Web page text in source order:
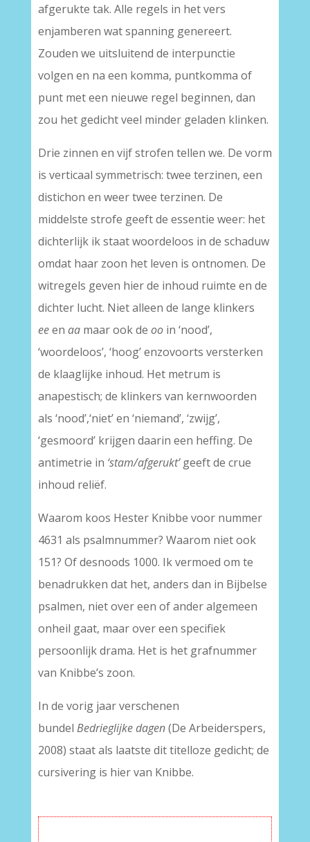
afgerukte tak. Alle regels in het vers
enjamberen wat spanning genereert.
Zouden we uitsluitend de interpunctie
volgen en na een komma, puntkomma of
punt met een nieuwe regel beginnen, dan
zou het gedicht veel minder geladen klinken.
Drie zinnen en vijf strofen tellen we. De vorm
is verticaal symmetrisch: twee terzinen, een
distichon en weer twee terzinen. De
middelste strofe geeft de essentie weer: het
dichterlijk ik staat woordeloos in de schaduw
omdat haar zoon het leven is ontnomen. De
witregels geven hier de inhoud ruimte en de
dichter lucht. Niet alleen de lange klinkers
eeen aamaar ook de ooin ‘nood’,
‘woordeloos’, ‘hoog’ enzovoorts versterken
de klaaglijke inhoud. Het metrum is
anapestisch; de klinkers van kernwoorden
als ‘nood’,‘niet’ en ‘niemand’, ‘zwijg’,
‘gesmoord’ krijgen daarin een heffing. De
antimetrie in ‘stam/afgerukt’geeft de crue
inhoud reliëf.
Waarom koos Hester Knibbe voor nummer
4631 als psalmnummer? Waarom niet ook
151? Of desnoods 1000. Ik vermoed om te
benadrukken dat het, anders dan in Bijbelse
psalmen, niet over een of ander algemeen
onheil gaat, maar over een specifiek
persoonlijk drama. Het is het grafnummer
van Knibbe’s zoon.
In de vorig jaar verschenen
bundel Bedrieglijke dagen(De Arbeiderspers,
2008) staat als laatste dit titelloze gedicht; de
cursivering is hier van Knibbe.